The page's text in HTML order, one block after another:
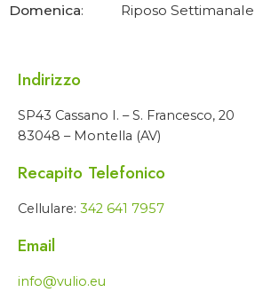
Domenica: Riposo Settimanale
Indirizzo
SP43 Cassano I. – S. Francesco, 20
83048 – Montella (AV)
Recapito Telefonico
Cellulare: 342 641 7957
Email
info@vulio.eu